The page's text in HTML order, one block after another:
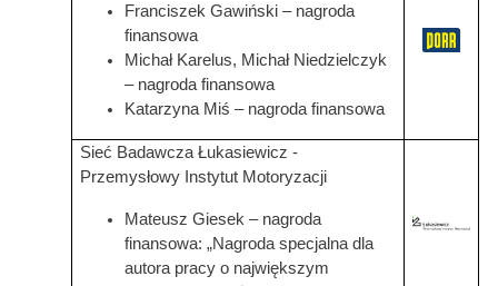
Franciszek Gawiński – nagroda
finansowa
Michał Karelus, Michał Niedzielczyk
– nagroda finansowa
Katarzyna Miś – nagroda finansowa
Grafika
Sieć Badawcza Łukasiewicz -
Przemysłowy Instytut Motoryzacji
Mateusz Giesek – nagroda
finansowa: „Nagroda specjalna dla
autora pracy o największym
Grafika